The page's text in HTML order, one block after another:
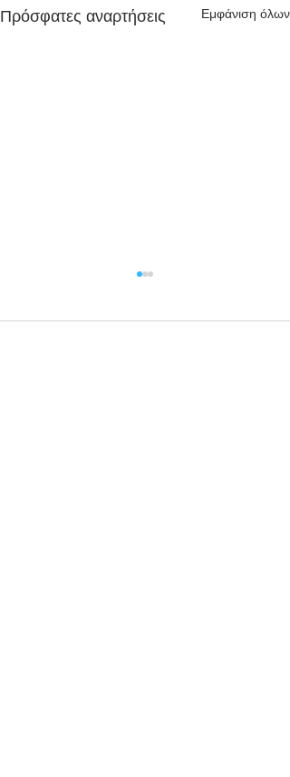
Πρόσφατες αναρτήσεις Εμφάνιση όλων